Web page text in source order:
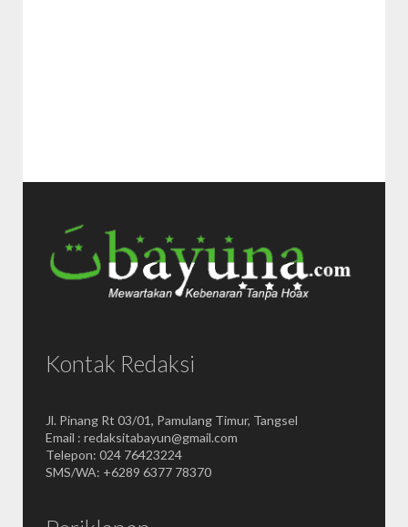
Kontak Redaksi
Jl. Pinang Rt 03/01, Pamulang Timur, Tangsel
Email : redaksitabayun@gmail.com
Telepon: 024 76423224
SMS/WA: +6289 6377 78370